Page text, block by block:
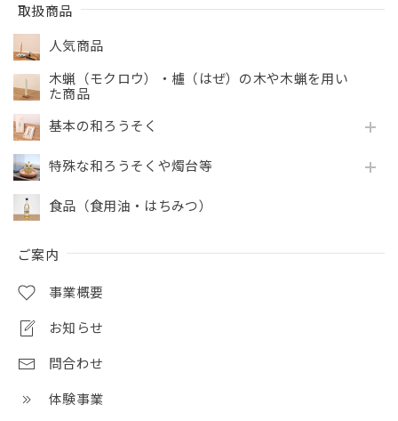
取扱商品
人気商品
木蝋（モクロウ）・櫨（はぜ）の木や木蝋を用い
た商品
基本の和ろうそく
特殊な和ろうそくや燭台等
食品（食用油・はちみつ）
ご案内
事業概要
お知らせ
問合わせ
体験事業